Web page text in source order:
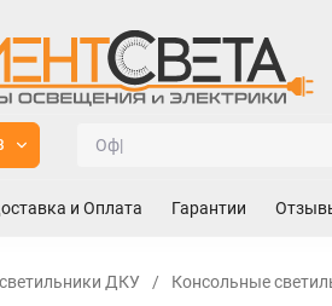
и Оплата Гарантии
ДКУ / Консольные